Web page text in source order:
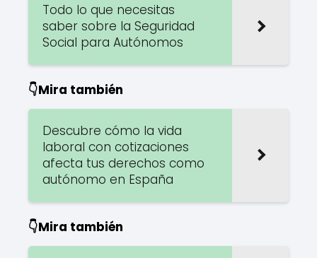
Todo lo que necesitas
saber sobre la Seguridad
Social para Autónomos
👇Mira también
Descubre cómo la vida
laboral con cotizaciones
afecta tus derechos como
autónomo en España
👇Mira también